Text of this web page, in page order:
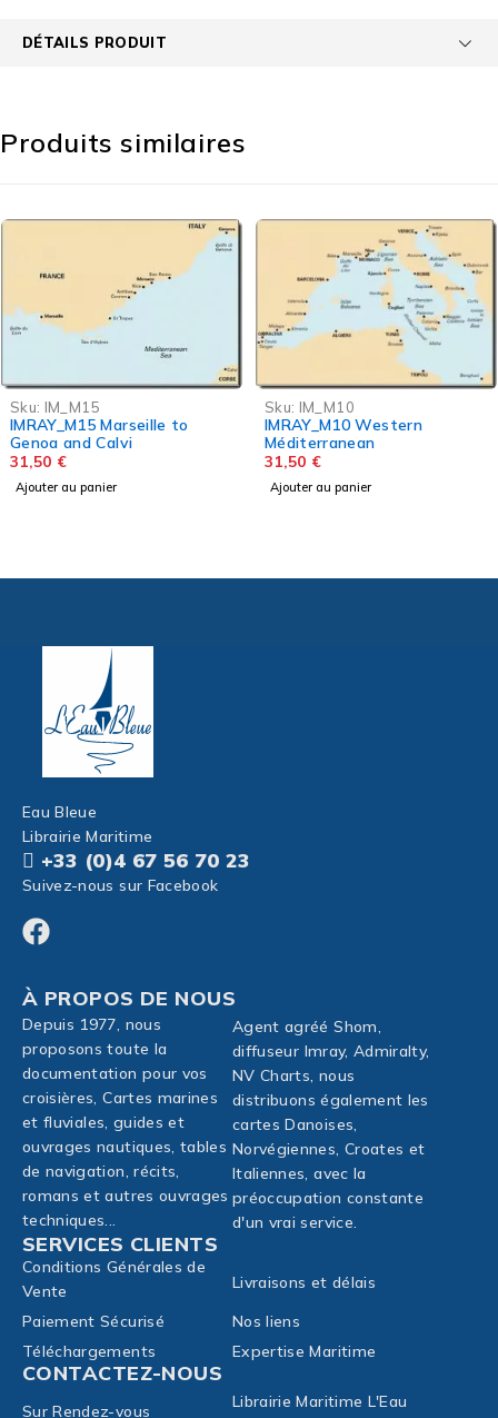
DÉTAILS PRODUIT
Produits similaires
Sku: IM_M15
IMRAY_M15 Marseille to
Genoa and Calvi
31,50 €
Ajouter au panier
Sku: IM_M10
IMRAY_M10 Western
Méditerranean
31,50 €
Ajouter au panier
Eau Bleue
Librairie Maritime
+33 (0)4 67 56 70 23
Suivez-nous sur Facebook
À PROPOS DE NOUS
Depuis 1977, nous
proposons toute la
documentation pour vos
croisières, Cartes marines
et fluviales, guides et
ouvrages nautiques, tables
de navigation, récits,
romans et autres ouvrages
techniques...
Agent agréé Shom,
diffuseur Imray, Admiralty,
NV Charts, nous
distribuons également les
cartes Danoises,
Norvégiennes, Croates et
Italiennes, avec la
préoccupation constante
d'un vrai service.
SERVICES CLIENTS
Conditions Générales de
Vente
Livraisons et délais
Paiement Sécurisé
Nos liens
Téléchargements
Expertise Maritime
CONTACTEZ-NOUS
Sur Rendez-vous
Librairie Maritime L'Eau